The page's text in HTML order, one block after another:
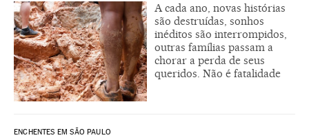
A cada ano, novas histórias
são destruídas, sonhos
inéditos são interrompidos,
outras famílias passam a
chorar a perda de seus
queridos. Não é fatalidade
ENCHENTES EM SÃO PAULO